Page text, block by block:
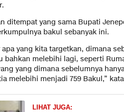
ditempat yang sama Bupati
bakul sebanyak ini.
apa yang kita targetkan, dimana
bahkan melebihi lagi, seperti
yang dimana sebelumnya
melebihi menjadi 759 Bakul,”
LIHAT JUGA: